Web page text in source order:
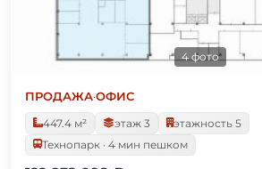
4 фото
ПРОДАЖА·ОФИС
447.4 м²
этаж 3
этажность 5
Технопарк · 4 мин пешком